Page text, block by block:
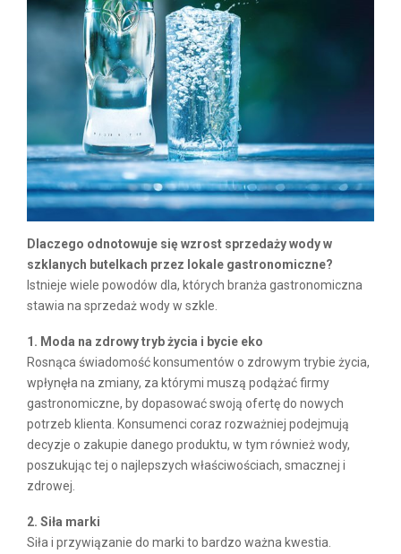
Dlaczego odnotowuje się wzrost sprzedaży wody w
szklanych butelkach przez lokale gastronomiczne?
Istnieje wiele powodów dla, których branża gastronomiczna
stawia na sprzedaż wody w szkle.
1. Moda na zdrowy tryb życia i bycie eko
Rosnąca świadomość konsumentów o zdrowym trybie życia,
wpłynęła na zmiany, za którymi muszą podążać firmy
gastronomiczne, by dopasować swoją ofertę do nowych
potrzeb klienta. Konsumenci coraz rozważniej podejmują
decyzje o zakupie danego produktu, w tym również wody,
poszukując tej o najlepszych właściwościach, smacznej i
zdrowej.
2. Siła marki
Siła i przywiązanie do marki to bardzo ważna kwestia.